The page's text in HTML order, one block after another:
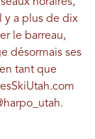
y a plus de dix
le barreau,
désormais ses
tant que
.